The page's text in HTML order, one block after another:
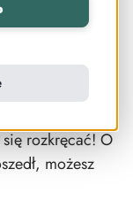
tajemnicą,
W 2018
rozkręcać! O
możesz